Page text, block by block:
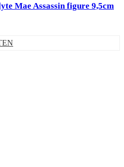
Mae Assassin figure 9,5cm